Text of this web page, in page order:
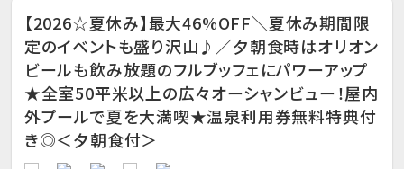
【2026☆夏休み】最大46%OFF＼夏休み期間限
定のイベントも盛り沢山♪／夕朝食時はオリオン
ビールも飲み放題のフルブッフェにパワーアップ
★全室50平米以上の広々オーシャンビュー！屋内
外プールで夏を大満喫★温泉利用券無料特典付
き◎＜夕朝食付＞